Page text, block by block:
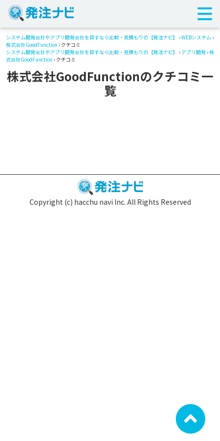
システム開発会社やアプリ開発会社を探すなら比較・見積もりの【発注ナビ】 ›WEBシステム ›
株式会社GoodFunction › クチコミ
システム開発会社やアプリ開発会社を探すなら比較・見積もりの【発注ナビ】
› アプリ開発 ›株
式会社GoodFunction › クチコミ
株式会社GoodFunctionのクチコミ一
覧
Copyright (c) hacchu navi Inc. All Rights Reserved